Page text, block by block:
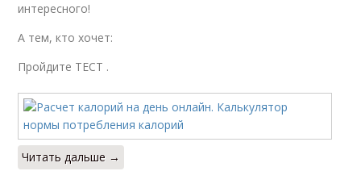
интересного!
А тем, кто хочет:
Пройдите ТЕСТ .
Читать дальше →